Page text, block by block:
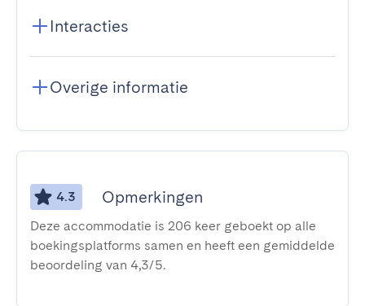
Interacties
Overige informatie
4.3 Opmerkingen
Deze accommodatie is 206 keer geboekt op alle
boekingsplatforms samen en heeft een gemiddelde
beoordeling van 4,3/5.